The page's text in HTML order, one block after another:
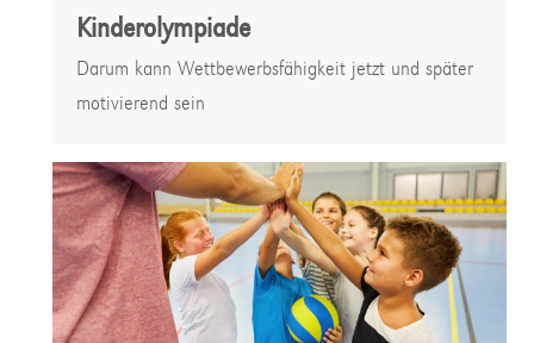
Kinderolympiade
Darum kann Wettbewerbsfähigkeit jetzt und später
motivierend sein